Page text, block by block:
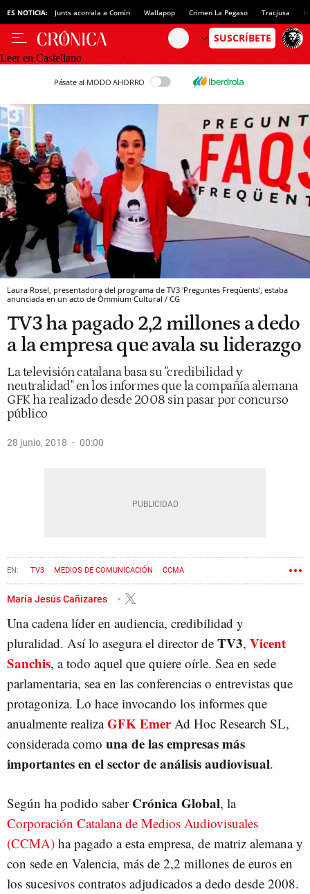
ES NOTICIA: Junts acorrala a Comín Wallapop Crimen La Pegaso Tracjusa
Leer en Castellano
Pásate al MODO AHORRO
Laura Rosel, presentadora del programa de TV3 'Preguntes Freqüents', estaba
anunciada en un acto de Òmmium Cultural / CG
TV3 ha pagado 2,2 millones a dedo
a la empresa que avala su liderazgo
La televisión catalana basa su "credibilidad y
neutralidad" en los informes que la compañía alemana
GFK ha realizado desde 2008 sin pasar por concurso
público
28 junio, 2018 00:00
TV3 MEDIOS DE COMUNICACIÓN CCMA
María Jesús Cañizares
Una cadena líder en audiencia, credibilidad y
pluralidad. Así lo asegura el director de TV3, Vicent
Sanchis, a todo aquel que quiere oírle. Sea en sede
parlamentaria, sea en las conferencias o entrevistas que
protagoniza. Lo hace invocando los informes que
anualmente realizaGFK EmerAd Hoc Research SL,
considerada como una de las empresas más
importantes en el sector de análisis audiovisual.
Según ha podido saber Crónica Global, la
Corporación Catalana de Medios Audiovisuales
(CCMA) ha pagado a esta empresa, de matriz alemana y
con sede en Valencia, más de 2,2 millones de euros en
los sucesivos contratos adjudicados a dedo desde 2008.